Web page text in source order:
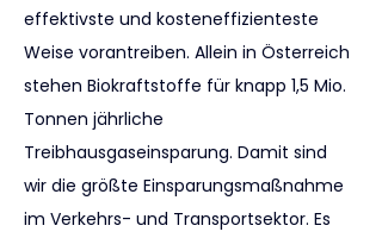
effektivste und kosteneffizienteste
Weise vorantreiben. Allein in Österreich
stehen Biokraftstoffe für knapp 1,5 Mio.
Tonnen jährliche
Treibhausgaseinsparung. Damit sind
wir die größte Einsparungsmaßnahme
im Verkehrs- und Transportsektor. Es